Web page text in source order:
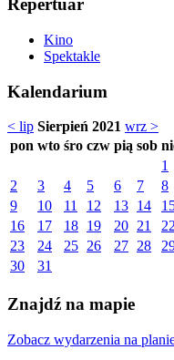
Repertuar
Kino
Spektakle
Kalendarium
< lip Sierpień 2021 wrz >
pon wto śro czw pią sob
1
2
3 4 5 6 7
8
9
10 11 12 13 14
16
17 18 19 20 21
23
24 25 26 27 28
30
31
Znajdź na mapie
Zobacz wydarzenia na